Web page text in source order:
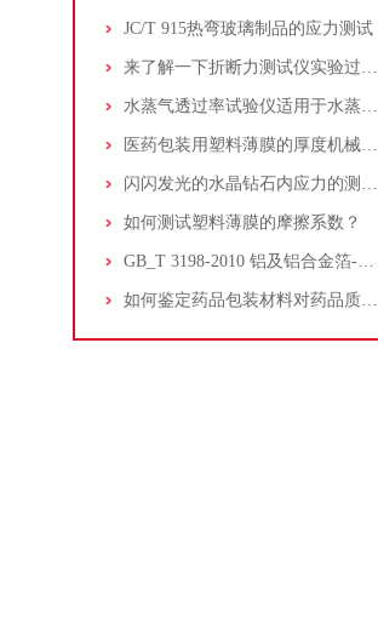
JC/T 915热弯玻璃制品的应力测试
来了解一下折断力测试仪实验过程中需特别注意的环节
水蒸气透过率试验仪适用于水蒸气的高精度测定
医药包装用塑料薄膜的厚度机械测量法-测厚仪
闪闪发光的水晶钻石内应力的测试方法
如何测试塑料薄膜的摩擦系数？
GB_T 3198-2010 铝及铝合金箔--针孔
如何鉴定药品包装材料对药品质量的影响？